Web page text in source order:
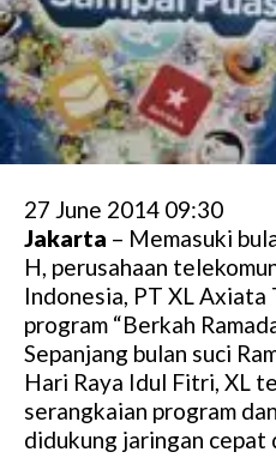
27 June 2014 09:30
Jakarta – Memasuki
H, perusahaan
Indonesia, PT XL Axiata
program “Berkah
Sepanjang bulan suci
Hari Raya Idul Fitri, XL
serangkaian program
didukung jaringan cepat